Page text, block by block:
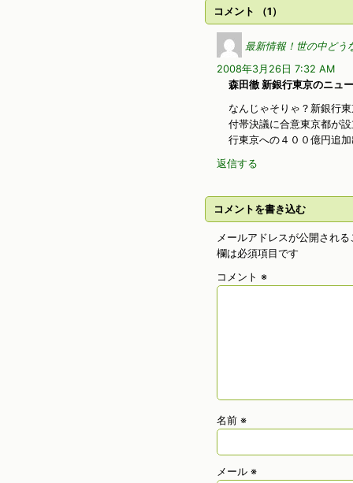
コメント （1）
最新情報！世の中どう
2008年3月26日 7:32 AM
森田徹 新銀行東京のニュ
なんじゃそりゃ？新銀行
付帯決議に合意東京都が
行東京への４００億円追
返信する
コメントを書き込む
メールアドレスが公開され
欄は必須項目です
コメント ※
名前 ※
メール ※